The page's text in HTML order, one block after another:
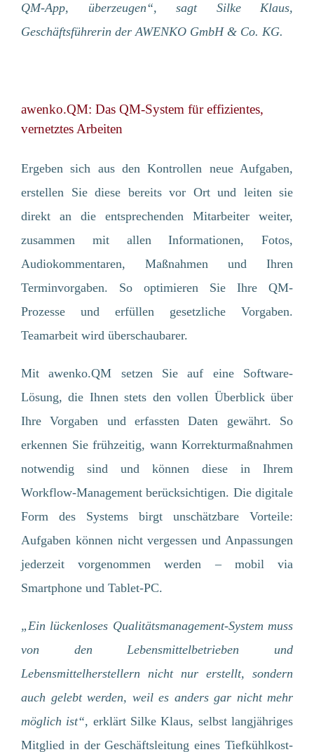
QM-App, überzeugen“, sagt Silke Klaus,
Geschäftsführerin der AWENKO GmbH & Co. KG.
awenko.QM: Das QM-System für effizientes,
vernetztes Arbeiten
Ergeben sich aus den Kontrollen neue Aufgaben,
erstellen Sie diese bereits vor Ort und leiten sie
direkt an die entsprechenden Mitarbeiter weiter,
zusammen mit allen Informationen, Fotos,
Audiokommentaren, Maßnahmen und Ihren
Terminvorgaben. So optimieren Sie Ihre QM-
Prozesse und erfüllen gesetzliche Vorgaben.
Teamarbeit wird überschaubarer.
Mit awenko.QM setzen Sie auf eine Software-
Lösung, die Ihnen stets den vollen Überblick über
Ihre Vorgaben und erfassten Daten gewährt. So
erkennen Sie frühzeitig, wann Korrekturmaßnahmen
notwendig sind und können diese in Ihrem
Workflow-Management berücksichtigen. Die digitale
Form des Systems birgt unschätzbare Vorteile:
Aufgaben können nicht vergessen und Anpassungen
jederzeit vorgenommen werden – mobil via
Smartphone und Tablet-PC.
„Ein lückenloses Qualitätsmanagement-System muss
von den Lebensmittelbetrieben und
Lebensmittelherstellern nicht nur erstellt, sondern
auch gelebt werden, weil es anders gar nicht mehr
möglich ist“, erklärt Silke Klaus, selbst langjähriges
Mitglied in der Geschäftsleitung eines Tiefkühlkost-